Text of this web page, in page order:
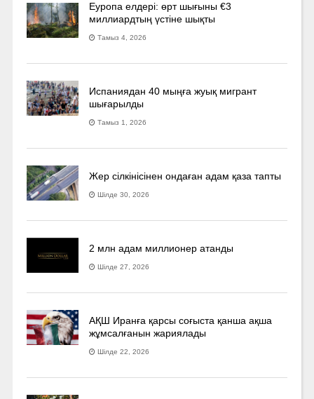
Еуропа елдері: өрт шығыны €3
миллиардтың үстіне шықты
Тамыз 4, 2026
Испаниядан 40 мыңға жуық мигрант
шығарылды
Тамыз 1, 2026
Жер сілкінісінен ондаған адам қаза тапты
Шілде 30, 2026
2 млн адам миллионер атанды
Шілде 27, 2026
АҚШ Иранға қарсы соғыста қанша ақша
жұмсалғанын жариялады
Шілде 22, 2026